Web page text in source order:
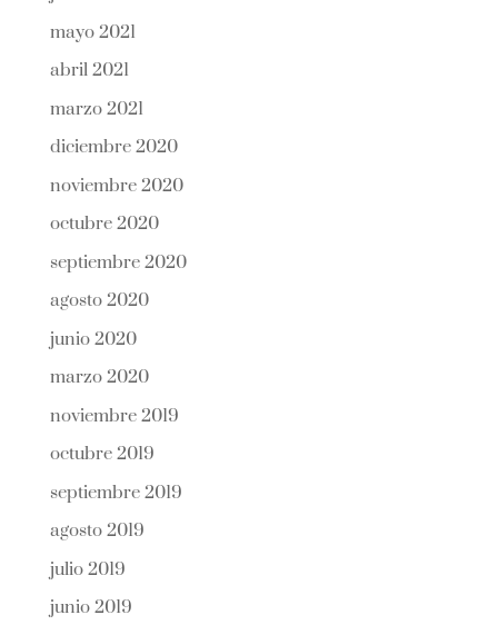
mayo 2021
abril 2021
marzo 2021
diciembre 2020
noviembre 2020
octubre 2020
septiembre 2020
agosto 2020
junio 2020
marzo 2020
noviembre 2019
octubre 2019
septiembre 2019
agosto 2019
julio 2019
junio 2019